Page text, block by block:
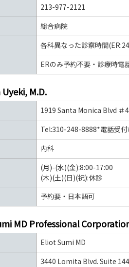
213-977-2121
総合病院
各科異なった診察時間
ERのみ予約不要・診療時電
M.D.
1919 Santa Monica Blvd ＃
Tel:310-248-8888*電話受付
内科
(月)-(水)(金):8:00-17:00
(木)(土)(日)(祝):休診
予約要・日本語可
MD Professional
Eliot Sumi MD
3440 Lomita Blvd. Suite